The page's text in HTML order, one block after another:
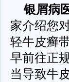
银屑病
家介绍您
轻牛皮癣
早前往正
当导致牛